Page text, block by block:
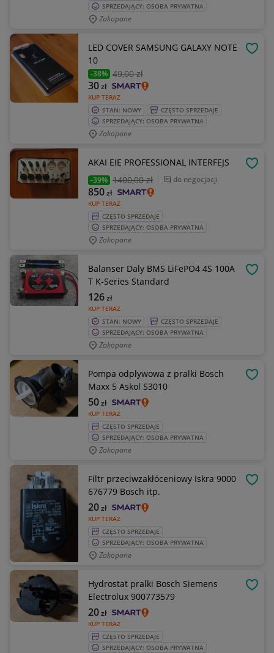
SPRZEDAJĄCY: OSOBA PRYWATNA
Zakopane
LED COVER SAMSUNG GALAXY NOTE
10
-38% 49,00 zł
KUP TERAZ
30zł
STAN: NOWY
CZĘSTO SPRZEDAJE
SPRZEDAJĄCY: OSOBA PRYWATNA
Zakopane
AKAI EIE PROFESSIONAL INTERFEJS
-39% 1400,00 zł do negocjacji
KUP TERAZ
850zł
CZĘSTO SPRZEDAJE
SPRZEDAJĄCY: OSOBA PRYWATNA
Zakopane
Balanser Daly BMS LiFePO4 4S 100A
T K-Series Standard
KUP TERAZ
126zł
STAN: NOWY
CZĘSTO SPRZEDAJE
SPRZEDAJĄCY: OSOBA PRYWATNA
Zakopane
Pompa odpływowa z pralki Bosch
Maxx 5 Askol S3010
KUP TERAZ
50zł
CZĘSTO SPRZEDAJE
SPRZEDAJĄCY: OSOBA PRYWATNA
Zakopane
Filtr przeciwzakłóceniowy Iskra 9000
676779 Bosch itp.
KUP TERAZ
20zł
CZĘSTO SPRZEDAJE
SPRZEDAJĄCY: OSOBA PRYWATNA
Zakopane
Hydrostat pralki Bosch Siemens
Electrolux 900773579
KUP TERAZ
20zł
CZĘSTO SPRZEDAJE
SPRZEDAJĄCY: OSOBA PRYWATNA